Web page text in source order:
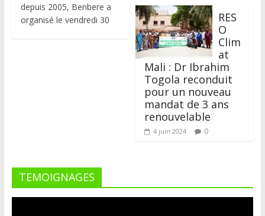
depuis 2005, Benbere a
organisé le vendredi 30
RES
O
Clim
at
Mali : Dr Ibrahim
Togola reconduit
pour un nouveau
mandat de 3 ans
renouvelable
4 juin 2024 0
TEMOIGNAGES